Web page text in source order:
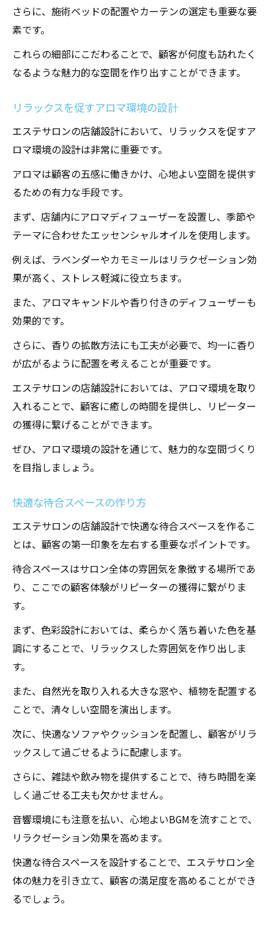
さらに、施術ベッドの配置やカーテンの選定も重要な要
素です。
これらの細部にこだわることで、顧客が何度も訪れたく
なるような魅力的な空間を作り出すことができます。
リラックスを促すアロマ環境の設計
エステサロンの店舗設計において、リラックスを促すア
ロマ環境の設計は非常に重要です。
アロマは顧客の五感に働きかけ、心地よい空間を提供す
るための有力な手段です。
まず、店舗内にアロマディフューザーを設置し、季節や
テーマに合わせたエッセンシャルオイルを使用します。
例えば、ラベンダーやカモミールはリラクゼーション効
果が高く、ストレス軽減に役立ちます。
また、アロマキャンドルや香り付きのディフューザーも
効果的です。
さらに、香りの拡散方法にも工夫が必要で、均一に香り
が広がるように配置を考えることが重要です。
エステサロンの店舗設計においては、アロマ環境を取り
入れることで、顧客に癒しの時間を提供し、リピーター
の獲得に繋げることができます。
ぜひ、アロマ環境の設計を通じて、魅力的な空間づくり
を目指しましょう。
快適な待合スペースの作り方
エステサロンの店舗設計で快適な待合スペースを作るこ
とは、顧客の第一印象を左右する重要なポイントです。
待合スペースはサロン全体の雰囲気を象徴する場所であ
り、ここでの顧客体験がリピーターの獲得に繋がりま
す。
まず、色彩設計においては、柔らかく落ち着いた色を基
調にすることで、リラックスした雰囲気を作り出しま
す。
また、自然光を取り入れる大きな窓や、植物を配置する
ことで、清々しい空間を演出します。
次に、快適なソファやクッションを配置し、顧客がリラ
ックスして過ごせるように配慮します。
さらに、雑誌や飲み物を提供することで、待ち時間を楽
しく過ごせる工夫も欠かせません。
音響環境にも注意を払い、心地よいBGMを流すことで、
リラクゼーション効果を高めます。
快適な待合スペースを設計することで、エステサロン全
体の魅力を引き立て、顧客の満足度を高めることができ
るでしょう。